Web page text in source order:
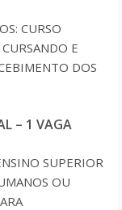
CURSO
E
DOS
– 1 VAGA
SUPERIOR
OU